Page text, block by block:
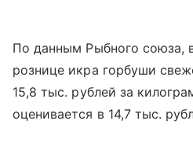
По данным Рыбного союза,
рознице икра горбуши
15,8 тыс. рублей за
оценивается в 14,7 тыс.